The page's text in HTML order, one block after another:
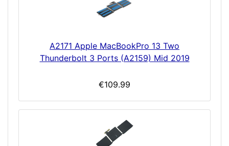
A2171 Apple MacBookPro 13 Two
Thunderbolt 3 Ports (A2159) Mid 2019
€109.99